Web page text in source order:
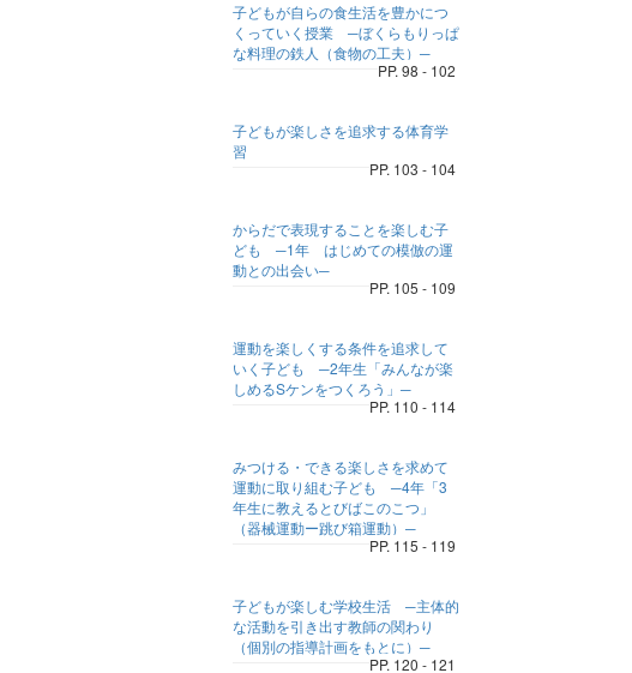
子どもが自らの食生活を豊かにつ
くっていく授業 ─ぼくらもりっぱ
な料理の鉄人（食物の工夫）─
PP. 98 - 102
子どもが楽しさを追求する体育学
習
PP. 103 - 104
からだで表現することを楽しむ子
ども ─1年 はじめての模倣の運
動との出会い─
PP. 105 - 109
運動を楽しくする条件を追求して
いく子ども ─2年生「みんなが楽
しめるSケンをつくろう」─
PP. 110 - 114
みつける・できる楽しさを求めて
運動に取り組む子ども ─4年「3
年生に教えるとびばこのこつ」
（器械運動ー跳び箱運動）─
PP. 115 - 119
子どもが楽しむ学校生活 ─主体的
な活動を引き出す教師の関わり
（個別の指導計画をもとに）─
PP. 120 - 121